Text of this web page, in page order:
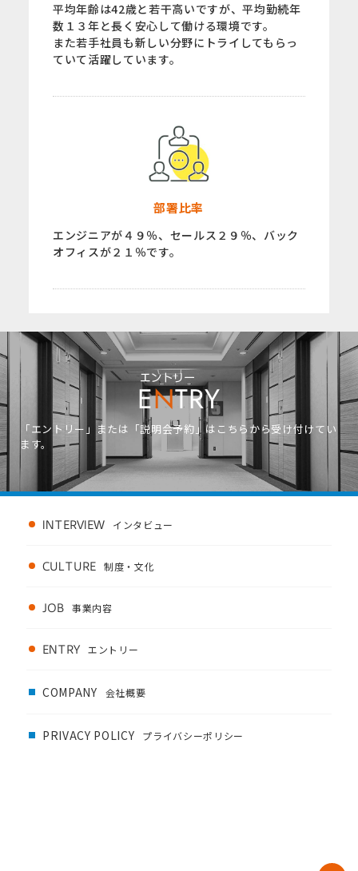
平均年齢は42歳と若干高いですが、平均勤続年
数１３年と長く安心して働ける環境です。
また若手社員も新しい分野にトライしてもらっ
ていて活躍しています。
部署比率
エンジニアが４９％、セールス２９％、バック
オフィスが２１％です。
エントリー
ENTRY
「エントリー」または「説明会予約」はこちらから受け付けてい
ます。
INTERVIEW インタビュー
CULTURE 制度・文化
JOB 事業内容
ENTRY エントリー
COMPANY 会社概要
PRIVACY POLICY プライバシーポリシー